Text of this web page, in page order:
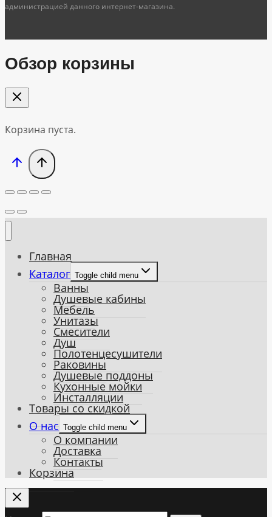
администрацией данного интернет-магазина.
Обзор корзины
Корзина пуста.
Главная
Каталог Toggle child menu
Ванны
Душевые кабины
Мебель
Унитазы
Смесители
Душ
Полотенцесушители
Раковины
Душевые поддоны
Кухонные мойки
Инсталляции
Товары со скидкой
О нас Toggle child menu
О компании
Доставка
Контакты
Корзина